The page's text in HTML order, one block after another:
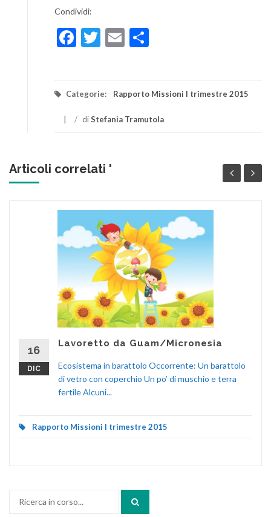
Condividi:
Facebook
Twitter
Email
Categorie: Rapporto Missioni I trimestre 2015
/ diStefania Tramutola
Articoli correlati '
16
DIC
Lavoretto da Guam/Micronesia
Ecosistema in barattolo Occorrente: Un barattolo
di vetro con coperchio Un po’ di muschio e terra
fertile Alcuni...
Rapporto Missioni I trimestre 2015